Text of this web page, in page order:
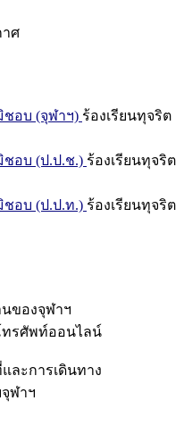
ศ
ชอบ (จุฬาฯ) ร้องเรียนทุจริต
ชอบ (ป.ป.ช.) ร้องเรียนทุจริต
ชอบ (ป.ป.ท.) ร้องเรียนทุจริต
ของจุฬาฯ
รศัพท์ออนไลน์
ละการเดินทาง
ฬาฯ